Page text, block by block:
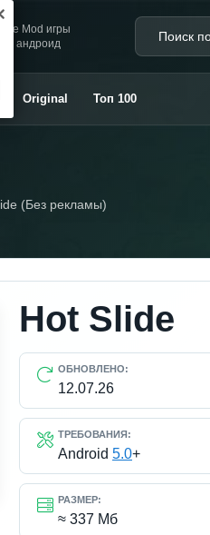
Mod игры
андроид
Original Топ 100
(Без рекламы)
Hot Slide
ОБНОВЛЕНО:
12.07.26
ТРЕБОВАНИЯ:
Android 5.0+
РАЗМЕР:
≈ 337 Мб